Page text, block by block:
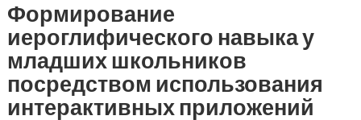
Формирование
иероглифического навыка у
младших школьников
посредством использования
интерактивных приложений